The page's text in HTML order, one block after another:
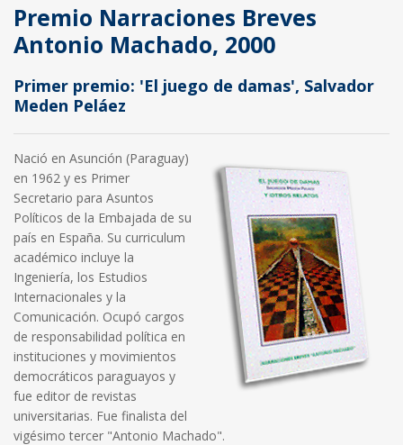
Premio Narraciones Breves
Antonio Machado, 2000
Primer premio: 'El juego de damas', Salvador
Meden Peláez
Nació en Asunción (Paraguay)
en 1962 y es Primer
Secretario para Asuntos
Políticos de la Embajada de su
país en España. Su curriculum
académico incluye la
Ingeniería, los Estudios
Internacionales y la
Comunicación. Ocupó cargos
de responsabilidad política en
instituciones y movimientos
democráticos paraguayos y
fue editor de revistas
universitarias. Fue finalista del
vigésimo tercer "Antonio Machado".